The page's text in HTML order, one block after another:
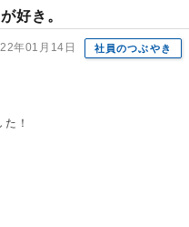
好き。
年01月14日 社員のつぶやき
！